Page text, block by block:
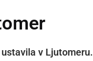
v Ljutomeru.